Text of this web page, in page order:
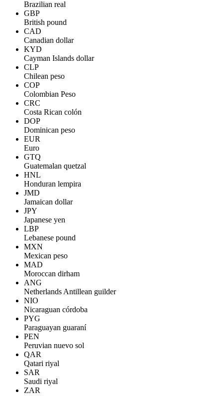
Brazilian real
GBP
British pound
CAD
Canadian dollar
KYD
Cayman Islands dollar
CLP
Chilean peso
COP
Colombian Peso
CRC
Costa Rican colón
DOP
Dominican peso
EUR
Euro
GTQ
Guatemalan quetzal
HNL
Honduran lempira
JMD
Jamaican dollar
JPY
Japanese yen
LBP
Lebanese pound
MXN
Mexican peso
MAD
Moroccan dirham
ANG
Netherlands Antillean guilder
NIO
Nicaraguan córdoba
PYG
Paraguayan guaraní
PEN
Peruvian nuevo sol
QAR
Qatari riyal
SAR
Saudi riyal
ZAR